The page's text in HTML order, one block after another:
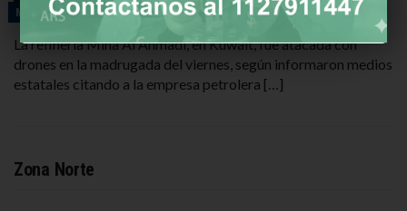
MUNDO 20 DE MARZO DE 2026
La refinería Mina Al Ahmadi, en Kuwait, fue atacada con
drones en la madrugada del viernes, según informaron medios
estatales citando a la empresa petrolera […]
Zona Norte